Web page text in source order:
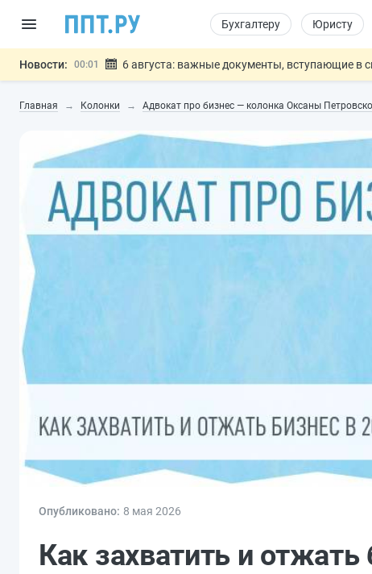
Бухгалтеру Юристу
Новости: 00:01 6 августа: важные документы, вступающие в
05.08 Мигрантам с судимостью запретят получать
Систему страхования вкладов распространили
05.08
Главная Колонки Адвокат про бизнес — колонка Оксаны
Опубликовано: 8 мая 2026
Как захватить и отжать